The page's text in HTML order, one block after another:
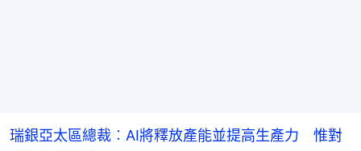
瑞銀亞太區總裁︰AI將釋放產能並提高生產力 惟對